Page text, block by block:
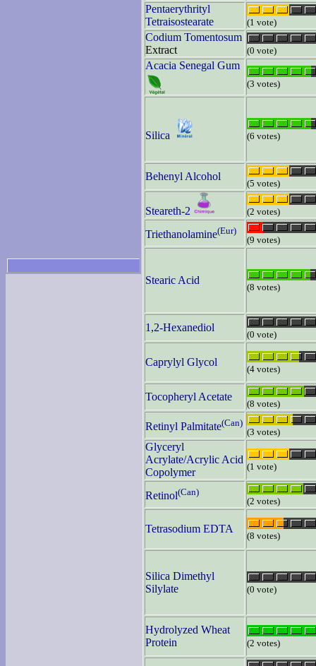
Pentaerythrityl
Tetraisostearate
(1 vote)
Codium Tomentosum
Extract
(0 vote)
Acacia Senegal Gum
(3 votes)
Silica (6 votes)
Behenyl Alcohol
(5 votes)
Steareth-2 (2 votes)
Triethanolamine(Eur)
(9 votes)
Stearic Acid
(8 votes)
1,2-Hexanediol
(0 vote)
Caprylyl Glycol
(4 votes)
Tocopheryl Acetate
(8 votes)
Retinyl Palmitate(Can)
(3 votes)
Glyceryl
Acrylate/Acrylic Acid
Copolymer
(1 vote)
Retinol(Can)
(2 votes)
Tetrasodium EDTA
(8 votes)
Silica Dimethyl
Silylate
(0 vote)
Hydrolyzed Wheat
Protein
(2 votes)